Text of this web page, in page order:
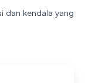
dan kendala yang